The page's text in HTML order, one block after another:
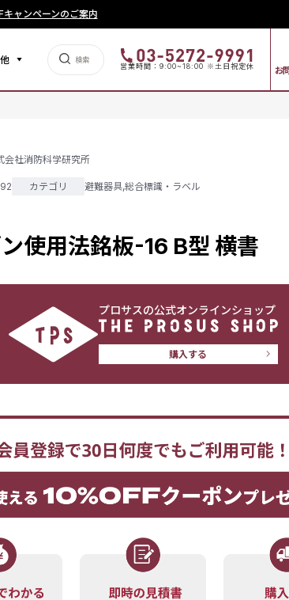
キャンペーンのご案内
営業時間：9:00~18:00 ※土日祝定休 お
会社消防科学研究所
カテゴリ 避難器具,総合標識・ラベル
使用法銘板-16 B型 横書
プロサスの公式オンラインショップ
購入する